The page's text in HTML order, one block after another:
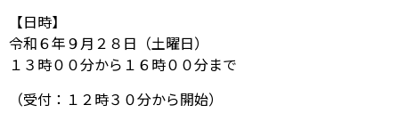
【日時】
令和６年９月２８日（土曜日）
１３時００分から１６時００分まで
（受付：１２時３０分から開始）